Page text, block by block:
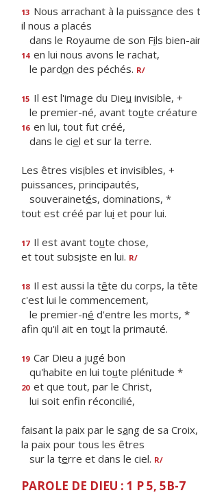
13 Nous arrachant à la puissance des
il nous a placés
dans le Royaume de son Fils bien-
14 en lui nous avons le rachat,
le pardon des péchés. R/
15 Il est l'image du Dieu invisible, +
le premier-né, avant toute créature
16 en lui, tout fut créé,
dans le ciel et sur la terre.
Les êtres visibles et invisibles, +
puissances, principautés,
souverainetés, dominations, *
tout est créé par lui et pour lui.
17 Il est avant toute chose,
et tout subsiste en lui. R/
18 Il est aussi la tête du corps, la tête
c'est lui le commencement,
le premier-né d'entre les morts, *
afin qu'il ait en tout la primauté.
19 Car Dieu a jugé bon
qu'habite en lui toute plénitude *
20 et que tout, par le Christ,
lui soit enfn réconcilié,
faisant la paix par le sang de sa
la paix pour tous les êtres
sur la terre et dans le ciel. R/
PAROLE DE DIEU : 1 P 5, 5B-7